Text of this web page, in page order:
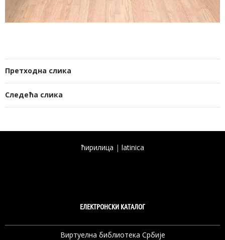
Претходна слика
Следећа слика
ћирилица | latinica
ЕЛЕКТРОНСКИ КАТАЛОГ
Виртуелна библиотека Србије